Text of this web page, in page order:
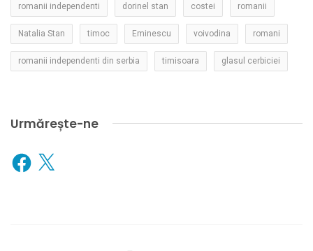
romanii independenti dorinel stan costei romanii
Natalia Stan timoc Eminescu voivodina romani
romanii independenti din serbia timisoara glasul cerbiciei
Urmărește-ne
Facebook
X